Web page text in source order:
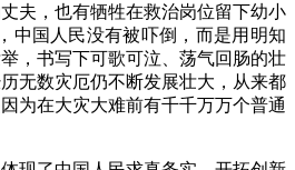
夫，也有牺牲在救治岗位留下幼小
中国人民没有被吓倒，而是用明知
，书写下可歌可泣、荡气回肠的壮
无数灾厄仍不断发展壮大，从来都
为在大灾大难前有千千万万个普通